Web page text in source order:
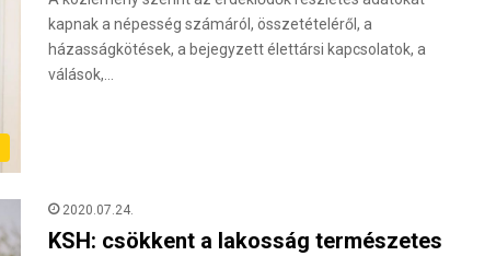
kapnak a népesség számáról, összetételéről, a
házasságkötések, a bejegyzett élettársi kapcsolatok, a
válások,…
2020.07.24.
KSH: csökkent a lakosság természetes